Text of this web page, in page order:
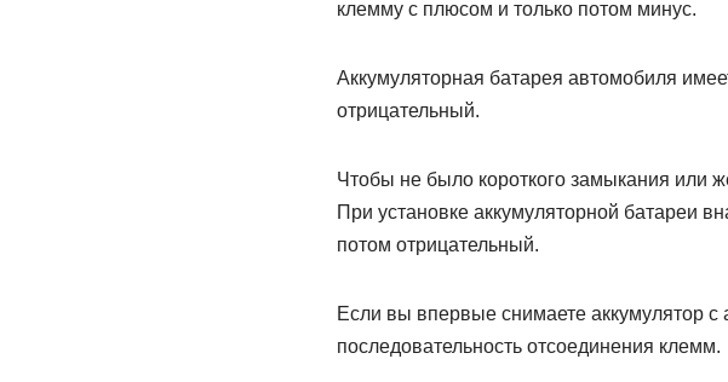
клемму с плюсом и только потом минус.
Аккумуляторная батарея автомобиля
отрицательный.
Чтобы не было короткого замыкания или
При установке аккумуляторной батареи
потом отрицательный.
Если вы впервые снимаете аккумулятор
последовательность отсоединения клемм.